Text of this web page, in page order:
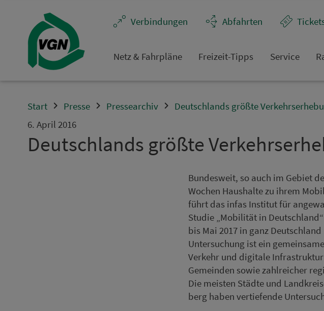
Ver­bin­dungen
Abfahrten
Netz & Fahrpläne Frei­zeit-Tipps Service
Start Presse Pressearchiv
Deutschlands größte
6. April 2016
Deutschlands größte
Bundesweit, so auch im Gebiet
Wochen Haushalte zu ihrem
führt das infas Institut für
Studie „Mo­bi­li­tät in
bis Mai 2017 in ganz
Untersuchung ist ein
Verkehr und digitale
Ge­mein­den sowie zahl­reicher
Die meisten Städte und
berg haben vertiefende